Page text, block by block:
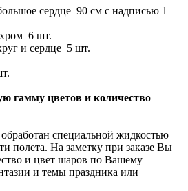
сердце 90 см с надписью 1
6 шт.
и сердце 5 шт.
гамму цветов и количество
специальной жидкостью
полета. На заметку при заказе Вы
и цвет шаров по Вашему
и темы праздника или